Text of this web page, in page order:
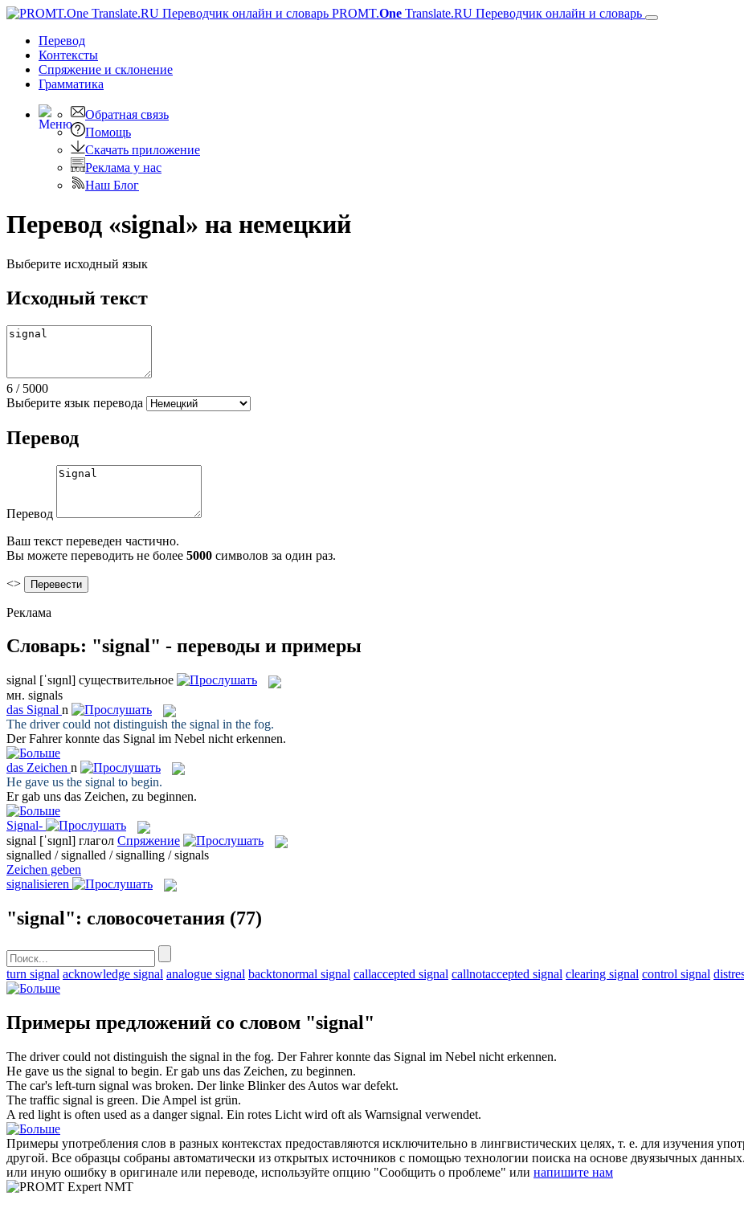
PROMT.One Translate.RU Переводчик онлайн и словарь
Перевод
Контексты
Спряжение и склонение
Грамматика
Обратная связь
Помощь
Скачать приложение
Реклама у нас
Наш Блог
Перевод «signal» на немецкий
Выберите исходный язык
Исходный текст
6 / 5000
Выберите язык перевода
Перевод
Перевод
Ваш текст переведен частично.
Вы можете переводить не более 5000 символов за один раз.
<>
Реклама
Словарь: "signal" - переводы и примеры
signal [ˈsɪɡnl] существительное
мн. signals
das Signal n
The driver could not distinguish the signal in the fog.
Der Fahrer konnte das Signal im Nebel nicht erkennen.
das Zeichen n
He gave us the signal to begin.
Er gab uns das Zeichen, zu beginnen.
Signal-
signal [ˈsɪɡnl] глагол Спряжение
signalled / signalled / signalling / signals
Zeichen geben
signalisieren
"signal": словосочетания (77)
turn signal acknowledge signal analogue signal backtonormal signal callaccepted signal callnotaccepted signal clearing signal control signal
Примеры предложений со словом "signal"
The driver could not distinguish the signal in the fog. Der Fahrer konnte das Signal im Nebel nicht erkennen.
He gave us the signal to begin. Er gab uns das Zeichen, zu beginnen.
The car's left-turn signal was broken. Der linke Blinkerdes Autos war defekt.
The traffic signal is green. Die Ampel ist grün.
A red light is often used as a dangersignal. Ein rotes Licht wird oft als Warnsignal verwendet.
Примеры употребления слов в разных контекстах предоставляются исключительно в лингвистических целях, т. е. для изучения
другой. Все образцы собраны автоматически из открытых источников с помощью технологии поиска на основе двуязычных
или иную ошибку в оригинале или переводе, используйте опцию "Сообщить о проблеме" или напишите нам